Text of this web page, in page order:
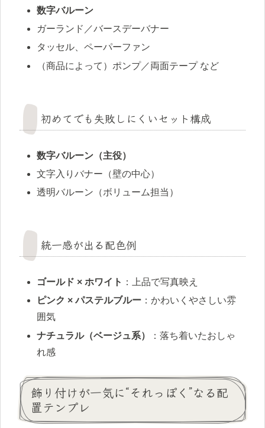
数字バルーン
ガーランド／バースデーバナー
タッセル、ペーパーファン
（商品によって）ポンプ／両面テープ など
初めてでも失敗しにくいセット構成
数字バルーン（主役）
文字入りバナー（壁の中心）
透明バルーン（ボリューム担当）
統一感が出る配色例
ゴールド × ホワイト ：上品で写真映え
ピンク × パステルブルー ：かわいくやさしい雰
囲気
ナチュラル（ベージュ系）
：落ち着いたおしゃ
れ感
飾り付けが一気に“それっぽく”なる配
置テンプレ